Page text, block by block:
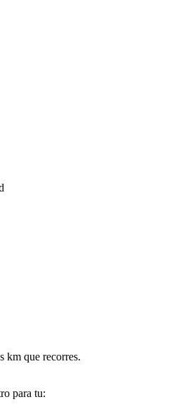
km que recorres.
para tu: